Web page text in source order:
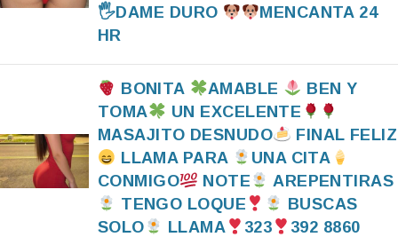
🖐DAME DURO
MENCANTA 24
HR
BONITA AMABLE
BEN Y
TOMA
UN EXCELENTE
MASAJITO DESNUDO
FINAL FELIZ
LLAMA PARA
UNA CITA
CONMIGO
NOTE
AREPENTIRAS
TENGO LOQUE
BUSCAS
SOLO
LLAMA 323 392 8860